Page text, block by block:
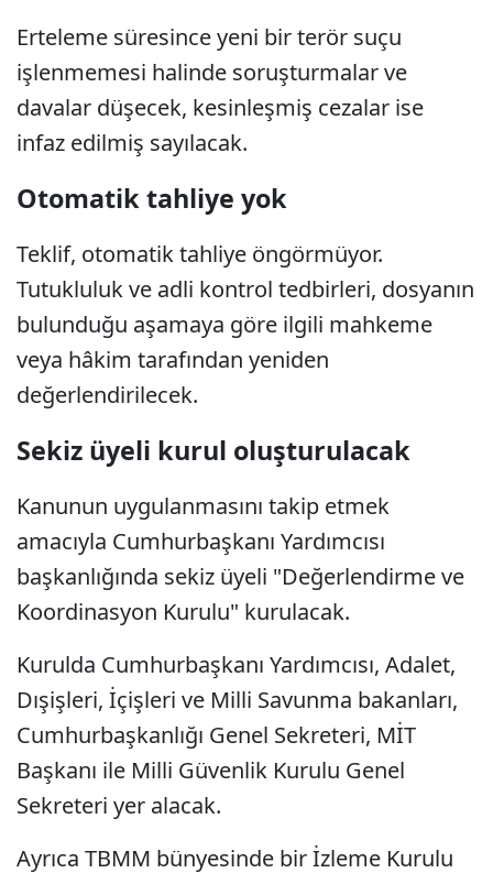
Erteleme süresince yeni bir terör suçu
işlenmemesi halinde soruşturmalar ve
davalar düşecek, kesinleşmiş cezalar ise
infaz edilmiş sayılacak.
Otomatik tahliye yok
Teklif, otomatik tahliye öngörmüyor.
Tutukluluk ve adli kontrol tedbirleri, dosyanın
bulunduğu aşamaya göre ilgili mahkeme
veya hâkim tarafından yeniden
değerlendirilecek.
Sekiz üyeli kurul oluşturulacak
Kanunun uygulanmasını takip etmek
amacıyla Cumhurbaşkanı Yardımcısı
başkanlığında sekiz üyeli "Değerlendirme ve
Koordinasyon Kurulu" kurulacak.
Kurulda Cumhurbaşkanı Yardımcısı, Adalet,
Dışişleri, İçişleri ve Milli Savunma bakanları,
Cumhurbaşkanlığı Genel Sekreteri, MİT
Başkanı ile Milli Güvenlik Kurulu Genel
Sekreteri yer alacak.
Ayrıca TBMM bünyesinde bir İzleme Kurulu